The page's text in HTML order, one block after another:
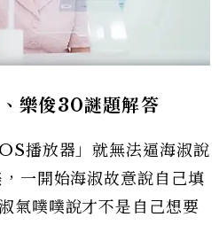
、樂俊30謎題解答
播放器」就無法逼海淑說
一開始海淑故意說自己填
氣噗噗說才不是自己想要